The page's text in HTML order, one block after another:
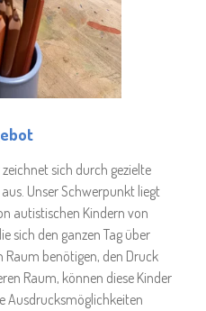
sich durch gezielte
Unser Schwerpunkt liegt
autistischen Kindern von
sich den ganzen Tag über
Raum benötigen, den Druck
Raum, können diese Kinder
Ausdrucksmöglichkeiten